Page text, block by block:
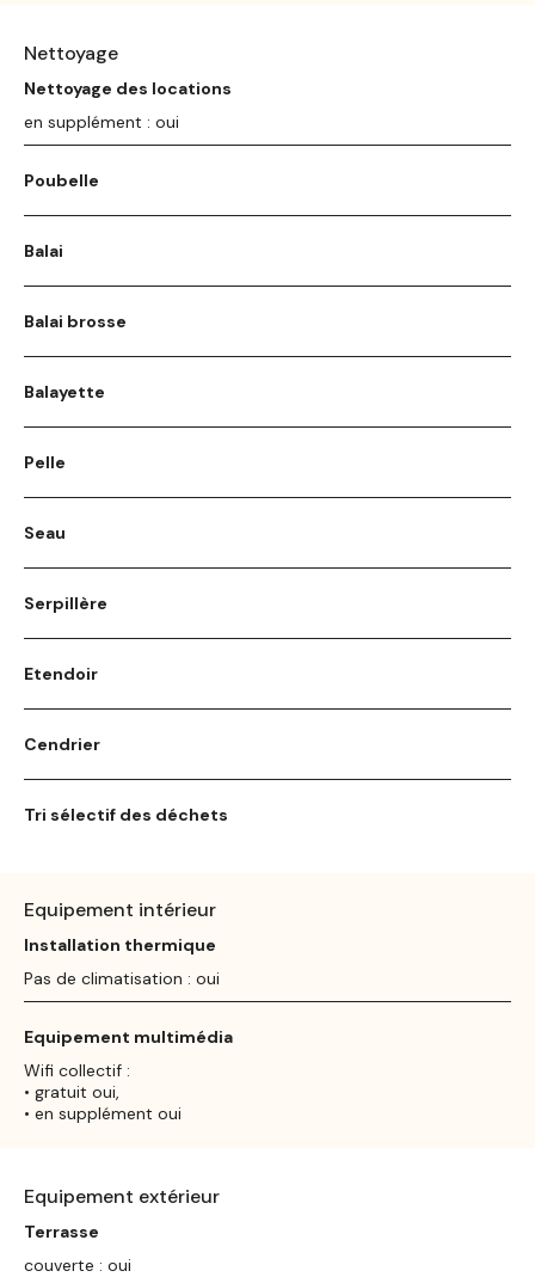
Nettoyage
Nettoyage des locations
en supplément : oui
Poubelle
Balai
Balai brosse
Balayette
Pelle
Seau
Serpillère
Etendoir
Cendrier
Tri sélectif des déchets
Equipement intérieur
Installation thermique
Pas de climatisation : oui
Equipement multimédia
Wifi collectif :
• gratuit oui,
• en supplément oui
Equipement extérieur
Terrasse
couverte : oui